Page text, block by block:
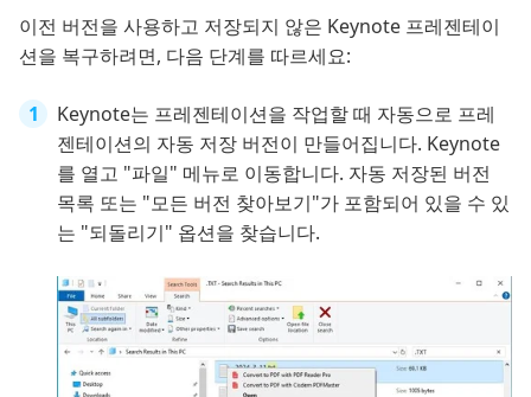
이전 버전을 사용하고 저장되지 않은 Keynote 프레젠테이
션을 복구하려면, 다음 단계를 따르세요:
Keynote는 프레젠테이션을 작업할 때 자동으로 프레
젠테이션의 자동 저장 버전이 만들어집니다. Keynote
를 열고 "파일" 메뉴로 이동합니다. 자동 저장된 버전
목록 또는 "모든 버전 찾아보기"가 포함되어 있을 수 있
는 "되돌리기" 옵션을 찾습니다.